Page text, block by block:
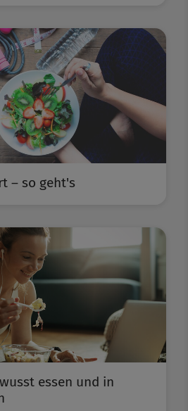
– so geht's
essen und in